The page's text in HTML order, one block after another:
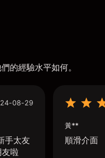
的經驗水平如何。
08-29
手太友
啦
黃**
順滑介面